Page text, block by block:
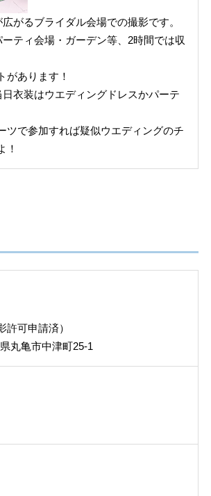
がるブライダル会場での撮影です。
ティ会場・ガーデン等、2時間では収
あります！
衣装はウエディングドレスかパーテ
で参加すれば疑似ウエディングのチ
！
許可申請済）
丸亀市中津町25-1